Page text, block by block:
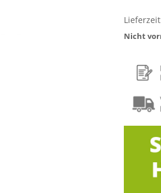
Nicht